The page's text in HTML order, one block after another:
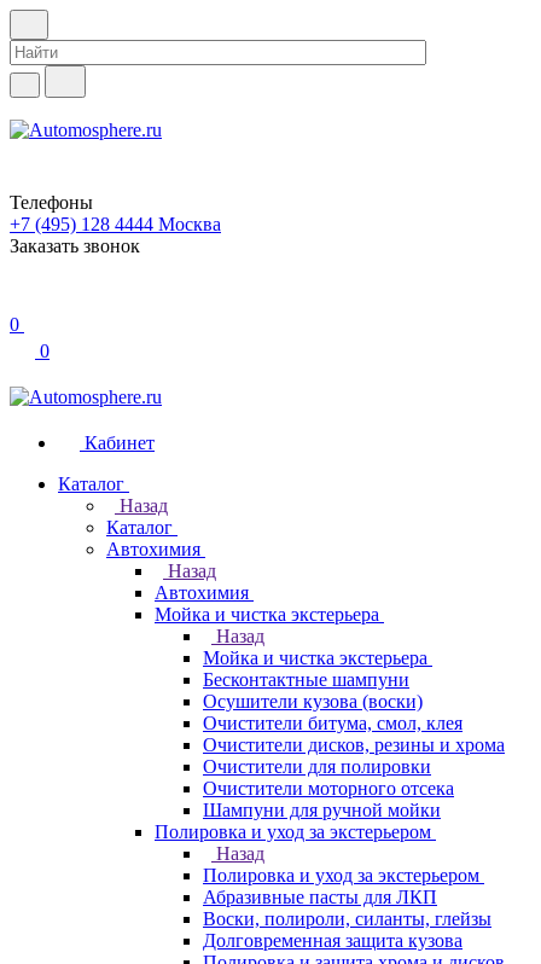
Телефоны
+7 (495) 128 4444 Москва
Заказать звонок
0
0
Кабинет
Каталог
Назад
Каталог
Автохимия
Назад
Автохимия
Мойка и чистка экстерьера
Назад
Мойка и чистка экстерьера
Бесконтактные шампуни
Осушители кузова (воски)
Очистители битума, смол, клея
Очистители дисков, резины и хрома
Очистители для полировки
Очистители моторного отсека
Шампуни для ручной мойки
Полировка и уход за экстерьером
Назад
Полировка и уход за экстерьером
Абразивные пасты для ЛКП
Воски, полироли, силанты, глейзы
Долговременная защита кузова